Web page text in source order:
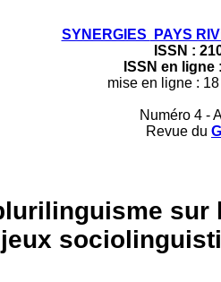
SYNERGIES PAYS
ISSN :
ISSN en ligne
mise en ligne :
Numéro 4 -
Revue du
sur